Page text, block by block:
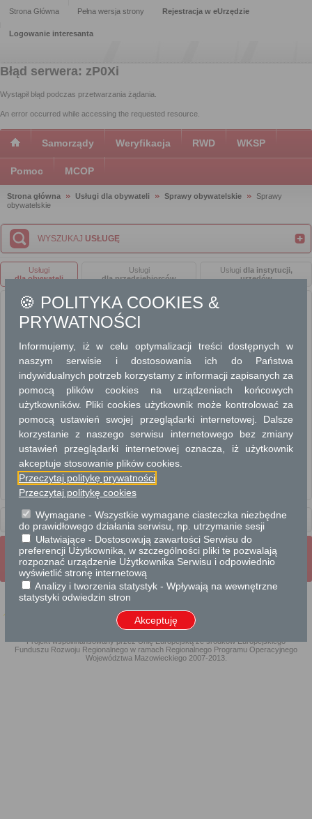
Strona Główna Pełna wersja strony Rejestracja w eUrzędzie
Logowanie interesanta
Błąd serwera: zP0Xi
Wystąpił błąd podczas przetwarzania żądania.
An error occurred while accessing the requested resource.
Samorządy Weryfikacja RWD WKSP
Pomoc MCOP
Strona główna Usługi dla obywateli Sprawy obywatelskie
Sprawy
obywatelskie
WYSZUKAJ USŁUGĘ
Usługi
dla obywateli
Usługi
dla przedsiębiorców
Usługi dla instytucji,
urzędów
DOWODY OSOBISTE
MELDUNKI
STOWARZYSZENIA
STOWARZYSZENIA ZWYKŁE
WYBORY
Wniosek o wydanie zaświadczenia z akt ewidencji ludności o wymeldowaniu
Wniosek o wydanie zaświadczenia z akt ewidencji ludności o zameldowaniu
Usługi
dla obywateli
Wrota Mazowsza
Strona mobilna
Strona Główna
Pełna wersja strony
Projekt współfinansowany przez Unię Europejską ze środków Europejskiego
Funduszu Rozwoju Regionalnego w ramach Regionalnego Programu Operacyjnego
Województwa Mazowieckiego 2007-2013.
🍪 POLITYKA COOKIES &
PRYWATNOŚCI
Informujemy, iż w celu optymalizacji treści dostępnych w
naszym serwisie i dostosowania ich do Państwa
indywidualnych potrzeb korzystamy z informacji zapisanych za
pomocą plików cookies na urządzeniach końcowych
użytkowników. Pliki cookies użytkownik może kontrolować za
pomocą ustawień swojej przeglądarki internetowej. Dalsze
korzystanie z naszego serwisu internetowego bez zmiany
ustawień przeglądarki internetowej oznacza, iż użytkownik
akceptuje stosowanie plików cookies.
Przeczytaj politykę prywatności
Przeczytaj politykę cookies
Wymagane - Wszystkie wymagane ciasteczka niezbędne
do prawidłowego działania serwisu, np. utrzymanie sesji
Ułatwiające - Dostosowują zawartości Serwisu do
preferencji Użytkownika, w szczególności pliki te pozwalają
rozpoznać urządzenie Użytkownika Serwisu i odpowiednio
wyświetlić stronę internetową
Analizy i tworzenia statystyk - Wpływają na wewnętrzne
statystyki odwiedzin stron
Akceptuję